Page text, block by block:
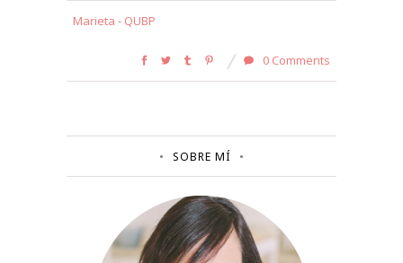
Marieta - QUBP
0 Comments
SOBRE MÍ